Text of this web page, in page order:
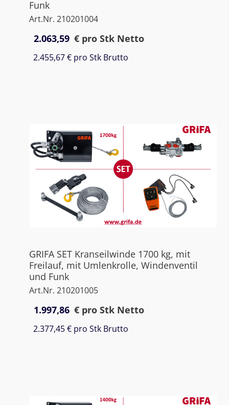
Funk
Art.Nr. 210201004
2.063,59 € pro Stk Netto
2.455,67 € pro Stk Brutto
GRIFA SET Kranseilwinde 1700 kg, mit
Freilauf, mit Umlenkrolle, Windenventil
und Funk
Art.Nr. 210201005
1.997,86 € pro Stk Netto
2.377,45 € pro Stk Brutto